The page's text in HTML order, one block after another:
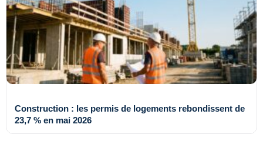
Construction : les permis de logements rebondissent de
23,7 % en mai 2026